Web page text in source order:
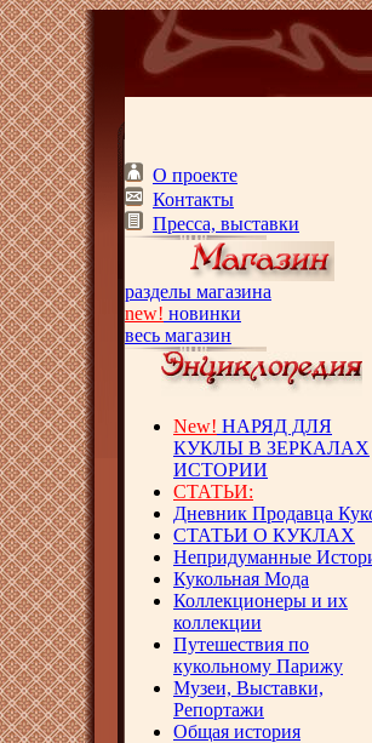
О проекте
Контакты
Пресса, выставки
разделы магазина
new! новинки
весь магазин
New! НАРЯД ДЛЯ
КУКЛЫ В ЗЕРКАЛАХ
ИСТОРИИ
СТАТЬИ:
Дневник Продавца
СТАТЬИ О КУКЛАХ
Непридуманные
Кукольная Мода
Коллекционеры и их
коллекции
Путешествия по
кукольному Парижу
Музеи, Выставки,
Репортажи
Общая история